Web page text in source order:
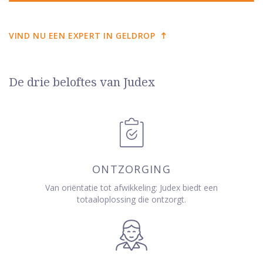
VIND NU EEN EXPERT IN GELDROP
De drie beloftes van Judex
ONTZORGING
Van oriëntatie tot afwikkeling: Judex biedt een
totaaloplossing die ontzorgt.